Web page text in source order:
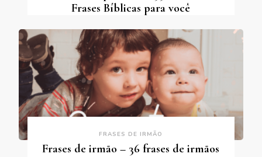
Frases Bíblicas para você
FRASES DE IRMÃO
Frases de irmão – 36 frases de irmãos